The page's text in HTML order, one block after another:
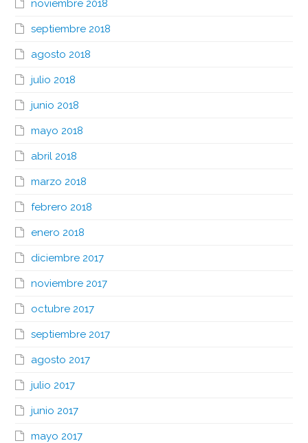
noviembre 2018
septiembre 2018
agosto 2018
julio 2018
junio 2018
mayo 2018
abril 2018
marzo 2018
febrero 2018
enero 2018
diciembre 2017
noviembre 2017
octubre 2017
septiembre 2017
agosto 2017
julio 2017
junio 2017
mayo 2017